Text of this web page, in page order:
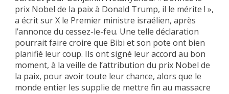
prix Nobel de la paix à Donald Trump, il le mérite ! »,
a écrit sur X le Premier ministre israélien, après
l’annonce du cessez-le-feu. Une telle déclaration
pourrait faire croire que Bibi et son pote ont bien
planifié leur coup. Ils ont signé leur accord au bon
moment, à la veille de l’attribution du prix Nobel de
la paix, pour avoir toute leur chance, alors que le
monde entier les supplie de mettre fin au massacre